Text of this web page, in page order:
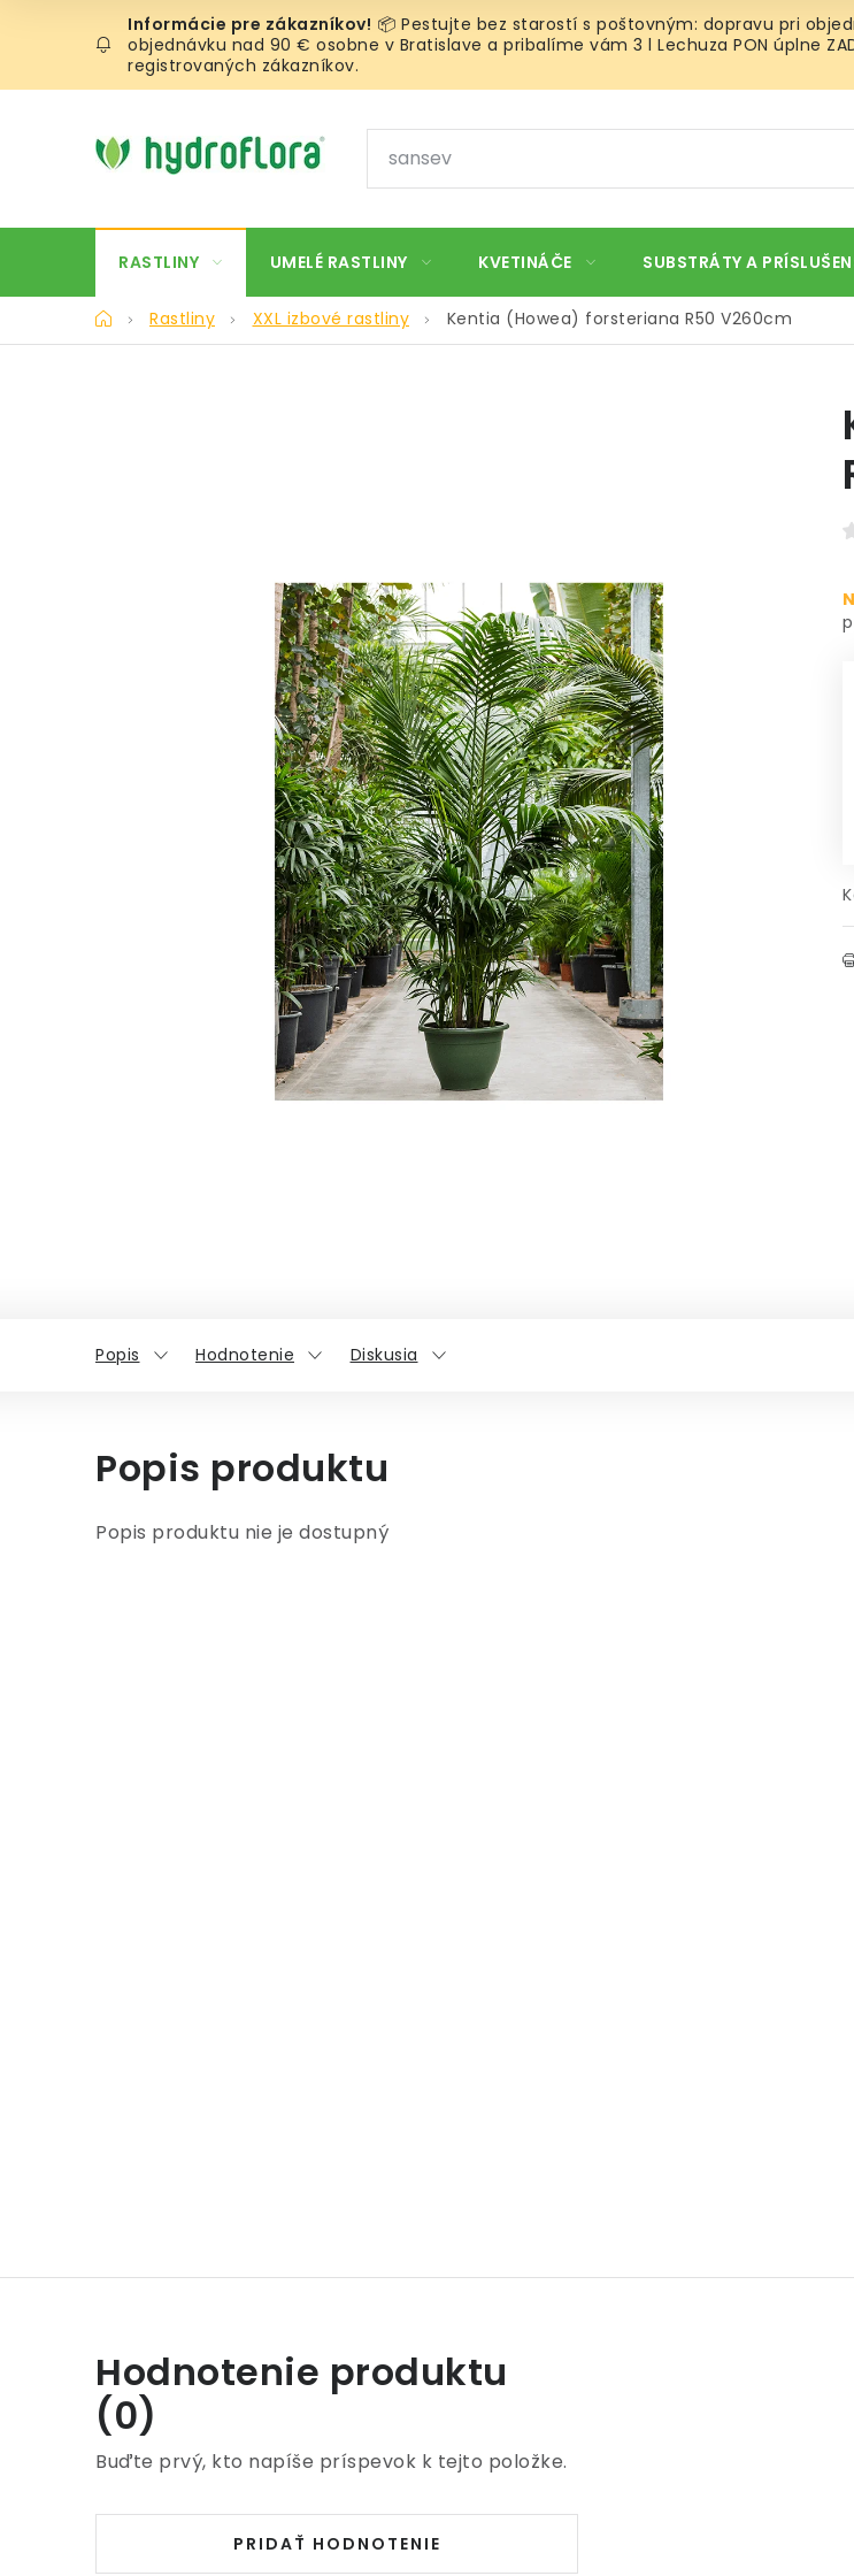
📦 Pestujte bez starostí s poštovným: dopravu pri
objednávku nad 90 € osobne v Bratislave a pribalíme vám 3 l Lechuza PON úplne
registrovaných zákazníkov.
RASTLINY UMELÉ RASTLINY KVETINÁČE SUBSTRÁTY A
DomovRastliny XXL izbové rastliny Kentia (Howea) forsteriana R50 V260cm
Popis Hodnotenie Diskusia
Popis produktu
Popis produktu nie je dostupný
Hodnotenie produktu
(0)
Buďte prvý, kto napíše príspevok k tejto položke.
PRIDAŤ HODNOTENIE